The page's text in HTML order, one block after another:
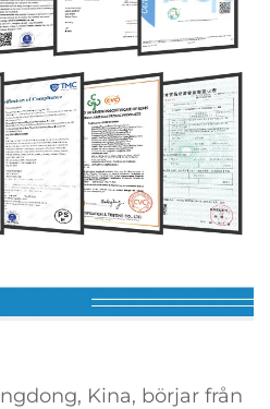
Kina, börjar från